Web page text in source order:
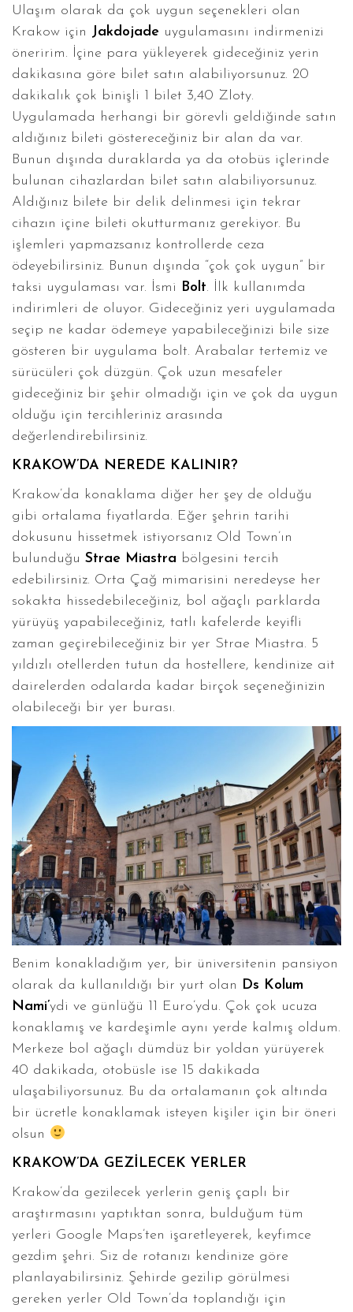
Ulaşım olarak da çok uygun seçenekleri olan
Krakow için Jakdojade uygulamasını indirmenizi
öneririm. İçine para yükleyerek gideceğiniz yerin
dakikasına göre bilet satın alabiliyorsunuz. 20
dakikalık çok binişli 1 bilet 3,40 Zloty.
Uygulamada herhangi bir görevli geldiğinde satın
aldığınız bileti göstereceğiniz bir alan da var.
Bunun dışında duraklarda ya da otobüs içlerinde
bulunan cihazlardan bilet satın alabiliyorsunuz.
Aldığınız bilete bir delik delinmesi için tekrar
cihazın içine bileti okutturmanız gerekiyor. Bu
işlemleri yapmazsanız kontrollerde ceza
ödeyebilirsiniz. Bunun dışında “çok çok uygun” bir
taksi uygulaması var. İsmi
Bolt. İlk kullanımda
indirimleri de oluyor. Gideceğiniz yeri uygulamada
seçip ne kadar ödemeye yapabileceğinizi bile size
gösteren bir uygulama bolt. Arabalar tertemiz ve
sürücüleri çok düzgün. Çok uzun mesafeler
gideceğiniz bir şehir olmadığı için ve çok da uygun
olduğu için tercihleriniz arasında
değerlendirebilirsiniz.
KRAKOW’DA NEREDE KALINIR?
Krakow’da konaklama diğer her şey de olduğu
gibi ortalama fiyatlarda. Eğer şehrin tarihi
dokusunu hissetmek istiyorsanız Old Town’ın
bulunduğu Strae Miastra bölgesini tercih
edebilirsiniz. Orta Çağ mimarisini neredeyse her
sokakta hissedebileceğiniz, bol ağaçlı parklarda
yürüyüş yapabileceğiniz, tatlı kafelerde keyifli
zaman geçirebileceğiniz bir yer Strae Miastra. 5
yıldızlı otellerden tutun da hostellere, kendinize ait
dairelerden odalarda kadar birçok seçeneğinizin
olabileceği bir yer burası.
Benim konakladığım yer, bir üniversitenin pansiyon
olarak da kullanıldığı bir yurt olan Ds Kolum
Nami’ydi ve günlüğü 11 Euro’ydu. Çok çok ucuza
konaklamış ve kardeşimle aynı yerde kalmış oldum.
Merkeze bol ağaçlı dümdüz bir yoldan yürüyerek
40 dakikada, otobüsle ise 15 dakikada
ulaşabiliyorsunuz. Bu da ortalamanın çok altında
bir ücretle konaklamak isteyen kişiler için bir öneri
olsun
KRAKOW’DA GEZİLECEK YERLER
Krakow’da gezilecek yerlerin geniş çaplı bir
araştırmasını yaptıktan sonra, bulduğum tüm
yerleri Google Maps’ten işaretleyerek, keyfimce
gezdim şehri. Siz de rotanızı kendinize göre
planlayabilirsiniz. Şehirde gezilip görülmesi
gereken yerler Old Town’da toplandığı için